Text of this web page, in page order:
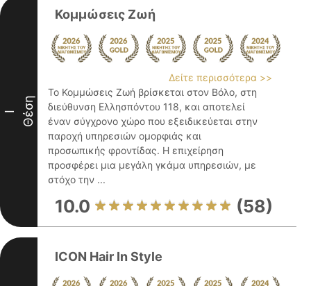
I Θέση
Κομμώσεις Ζωή
Δείτε περισσότερα >>
Το Κομμώσεις Ζωή βρίσκεται στον Βόλο, στη
διεύθυνση Ελλησπόντου 118, και αποτελεί
έναν σύγχρονο χώρο που εξειδικεύεται στην
παροχή υπηρεσιών ομορφιάς και
προσωπικής φροντίδας. Η επιχείρηση
προσφέρει μια μεγάλη γκάμα υπηρεσιών, με
στόχο την ...
10.0 (58)
ICON Hair In Style